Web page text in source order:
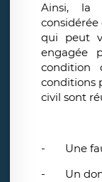
Ainsi, la
qui peut
engagée
condition
conditions
civil sont
-
Une
-
Un